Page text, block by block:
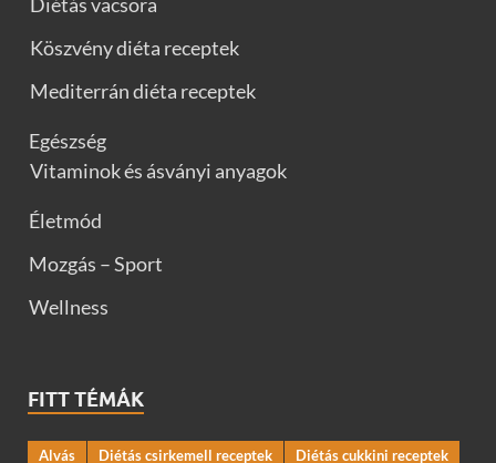
Köszvény diéta receptek
Mediterrán diéta receptek
Egészség
Vitaminok és ásványi anyagok
Életmód
Mozgás – Sport
Wellness
FITT TÉMÁK
Alvás Diétás csirkemell receptek Diétás cukkini receptek